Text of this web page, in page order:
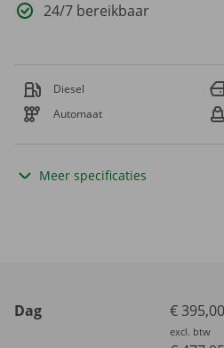
24/7 bereikbaar
Diesel
Automaat
Meer specificaties
Dag € 395,00
excl. btw